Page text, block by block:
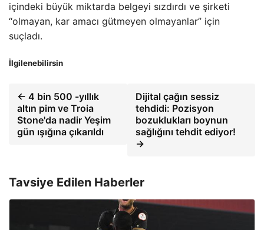
içindeki büyük miktarda belgeyi sızdırdı ve şirketi
“olmayan, kar amacı gütmeyen olmayanlar” için
suçladı.
İlgilenebilirsin
← 4 bin 500 -yıllık
altın pim ve Troia
Stone'da nadir Yeşim
gün ışığına çıkarıldı
Dijital çağın sessiz
tehdidi: Pozisyon
bozuklukları boynun
sağlığını tehdit ediyor!
→
Tavsiye Edilen Haberler